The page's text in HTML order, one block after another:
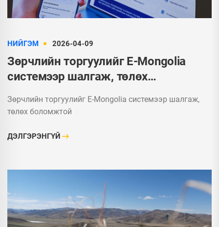
НИЙГЭМ 2026-04-09
Зөрчлийн торгуулийг E-Mongolia
системээр шалгаж, төлөх
Зөрчлийн торгуулийг E-Mongolia системээр шалгаж,
төлөх боломжтой
ДЭЛГЭРЭНГҮЙ